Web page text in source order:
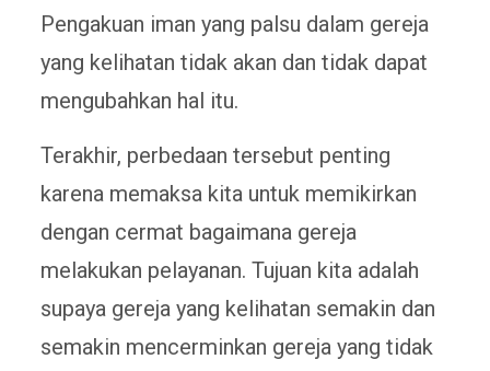
Pengakuan iman yang palsu dalam gereja
yang kelihatan tidak akan dan tidak dapat
mengubahkan hal itu.
Terakhir, perbedaan tersebut penting
karena memaksa kita untuk memikirkan
dengan cermat bagaimana gereja
melakukan pelayanan. Tujuan kita adalah
supaya gereja yang kelihatan semakin dan
semakin mencerminkan gereja yang tidak